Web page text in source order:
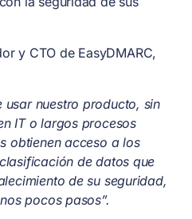
y CTO de EasyDMARC,
usar nuestro producto, sin
IT o largos procesos
obtienen acceso a los
de datos que
de su seguridad,
pocos pasos”.